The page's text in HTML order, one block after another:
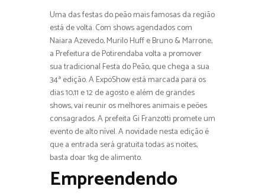
Uma das festas do peão mais famosas da região
está de volta. Com shows agendados com
Naiara Azevedo, Murilo Huff e Bruno & Marrone,
a Prefeitura de Potirendaba volta a promover
sua tradicional Festa do Peão, que chega a sua
34ª edição. A ExpoShow está marcada para os
dias 10,11 e 12 de agosto e além de grandes
shows, vai reunir os melhores animais e peões
consagrados. A prefeita Gi Franzotti promete um
evento de alto nível. A novidade nesta edição é
que a entrada será gratuita todas as noites,
basta doar 1kg de alimento.
Empreendendo